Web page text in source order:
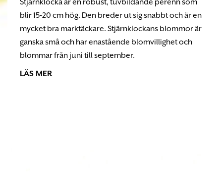
Stjärnklocka är en robust, tuvbildande perenn som
blir 15-20 cm hög. Den breder ut sig snabbt och är en
mycket bra marktäckare. Stjärnklockans blommor är
ganska små och har enastående blomvillighet och
blommar från juni till september.
LÄS MER